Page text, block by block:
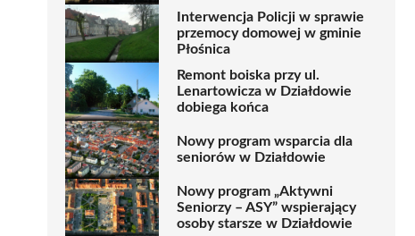
Interwencja Policji w sprawie
przemocy domowej w gminie
Płośnica
Remont boiska przy ul.
Lenartowicza w Działdowie
dobiega końca
Nowy program wsparcia dla
seniorów w Działdowie
Nowy program „Aktywni
Seniorzy – ASY” wspierający
osoby starsze w Działdowie